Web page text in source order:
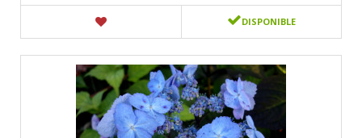
DISPONIBLE